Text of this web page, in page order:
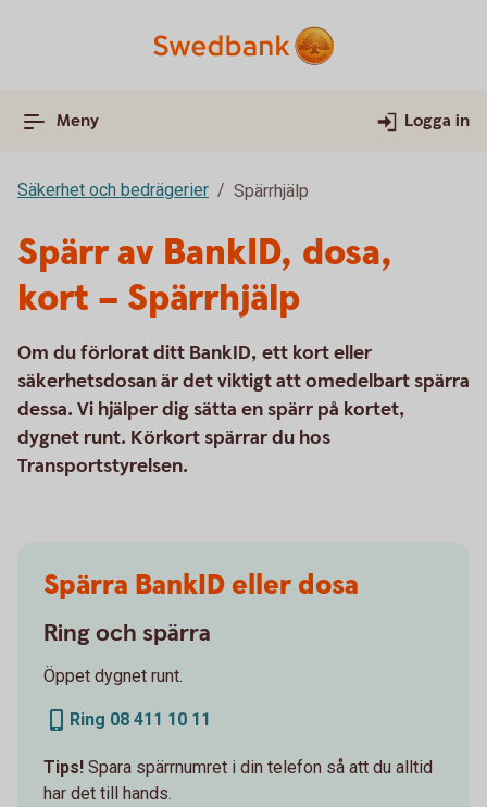
Meny Logga in
Säkerhet och bedrägerier Spärrhjälp
Spärr av BankID, dosa,
kort – Spärrhjälp
Om du förlorat ditt BankID, ett kort eller
säkerhetsdosan är det viktigt att omedelbart spärra
dessa. Vi hjälper dig sätta en spärr på kortet,
dygnet runt. Körkort spärrar du hos
Transportstyrelsen.
Spärra BankID eller dosa
Ring och spärra
Öppet dygnet runt.
Ring 08 411 10 11
Tips! Spara spärrnumret i din telefon så att du alltid
har det till hands.